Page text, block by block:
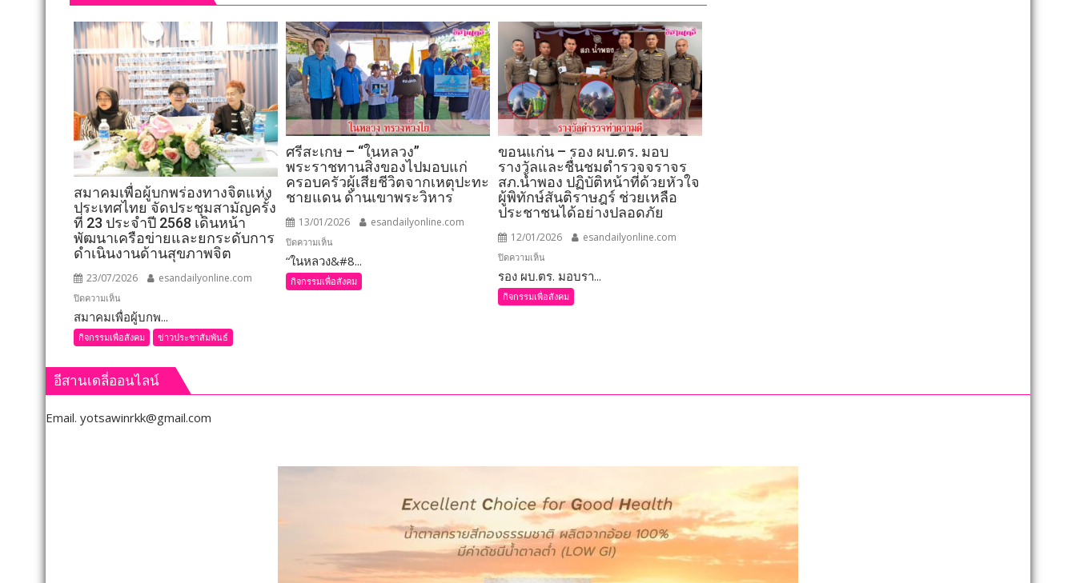
สมาคมเพื่อผู้บกพร่องทางจิตแห่ง
ประเทศไทย จัดประชุมสามัญครั้ง
ที่ 23 ประจำปี 2568 เดินหน้า
พัฒนาเครือข่ายและยกระดับการ
ดำเนินงานด้านสุขภาพจิต
23/07/2026 esandailyonline.com
ปิดความเห็น
สมาคม
เพื่อ
ผู้
บกพร่อง
ทาง
แห่ง
สมาคมเพื่อผู้บกพ...
กิจกรรมเพื่อสังคม ข่าวประชาสัมพันธ์
ศรีสะเกษ – “ในหลวง”
พระราชทานสิ่งของไปมอบแก่
ครอบครัวผู้เสียชีวิตจากเหตุปะทะ
ชายแดน ด้านเขาพระวิหาร
13/01/2026 esandailyonline.com
ปิดความเห็น
ศรีสะเกษ
–
“ในหลวง”
จาก
เขา
พระ
“ในหลวง&#8...
กิจกรรมเพื่อสังคม
ขอนแก่น – รอง ผบ.ตร. มอบ
รางวัลและชื่นชมตำรวจจราจร
สภ.น้ำพอง ปฏิบัติหน้าที่ด้วยหัวใจ
ผู้พิทักษ์สันติราษฎร์ ช่วยเหลือ
ประชาชนได้อย่างปลอดภัย
12/01/2026 esandailyonline.com
ปิดความเห็น
ขอนแก่น
–
รอง
ชื่นชม
ปฏิบัติ
ด้วย
หัวใจ
ผู้
พิทักษ์
สันติราษฎร์
รอง ผบ.ตร. มอบรา...
กิจกรรมเพื่อสังคม
อีสานเดลี่ออนไลน์
Email. yotsawinrkk@gmail.com